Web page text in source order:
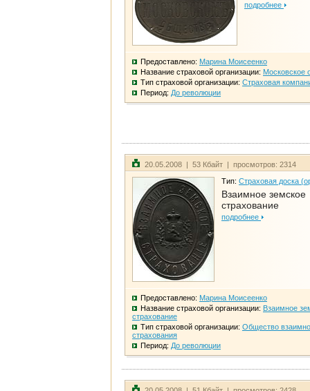
подробнее
Предоставлено: Марина Моисеенко
Название страховой организации: Московское
Тип страховой организации: Страховая
Период: До революции
20.05.2008 | 53 Кбайт | просмотров: 2314
Тип: Страховая доска
Взаимное земское
страхование
подробнее
Предоставлено: Марина Моисеенко
Название страховой организации: Взаимное
страхование
Тип страховой организации: Общество
страхования
Период: До революции